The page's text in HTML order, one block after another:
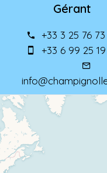
Gérant
+33 3 25 76
+33 6 99 25